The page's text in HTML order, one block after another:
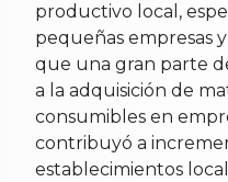
productivo local,
pequeñas empresas
que una gran parte
a la adquisición de
consumibles en
contribuyó a
establecimientos